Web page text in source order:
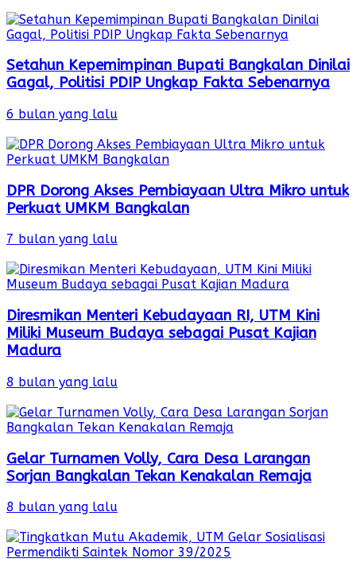
Setahun Kepemimpinan Bupati Bangkalan Dinilai
Gagal, Politisi PDIP Ungkap Fakta Sebenarnya
6 bulan yang lalu
DPR Dorong Akses Pembiayaan Ultra Mikro untuk
Perkuat UMKM Bangkalan
7 bulan yang lalu
Diresmikan Menteri Kebudayaan RI, UTM Kini
Miliki Museum Budaya sebagai Pusat Kajian
Madura
8 bulan yang lalu
Gelar Turnamen Volly, Cara Desa Larangan
Sorjan Bangkalan Tekan Kenakalan Remaja
8 bulan yang lalu